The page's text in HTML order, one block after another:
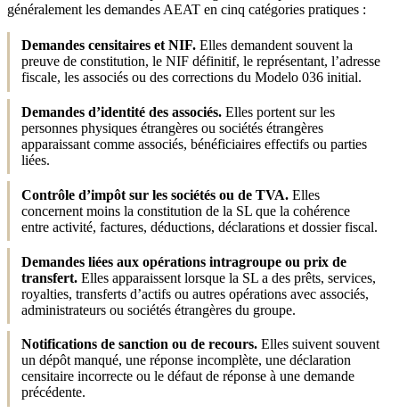
généralement les demandes AEAT en cinq catégories pratiques :
Demandes censitaires et NIF.Elles demandent souvent la
preuve de constitution, le NIF définitif, le représentant, l’adresse
fiscale, les associés ou des corrections du Modelo 036 initial.
Demandes d’identité des associés.Elles portent sur les
personnes physiques étrangères ou sociétés étrangères
apparaissant comme associés, bénéficiaires effectifs ou parties
liées.
Contrôle d’impôt sur les sociétés ou de TVA.Elles
concernent moins la constitution de la SL que la cohérence
entre activité, factures, déductions, déclarations et dossier fiscal.
Demandes liées aux opérations intragroupe ou prix de
transfert.Elles apparaissent lorsque la SL a des prêts, services,
royalties, transferts d’actifs ou autres opérations avec associés,
administrateurs ou sociétés étrangères du groupe.
Notifications de sanction ou de recours.Elles suivent souvent
un dépôt manqué, une réponse incomplète, une déclaration
censitaire incorrecte ou le défaut de réponse à une demande
précédente.